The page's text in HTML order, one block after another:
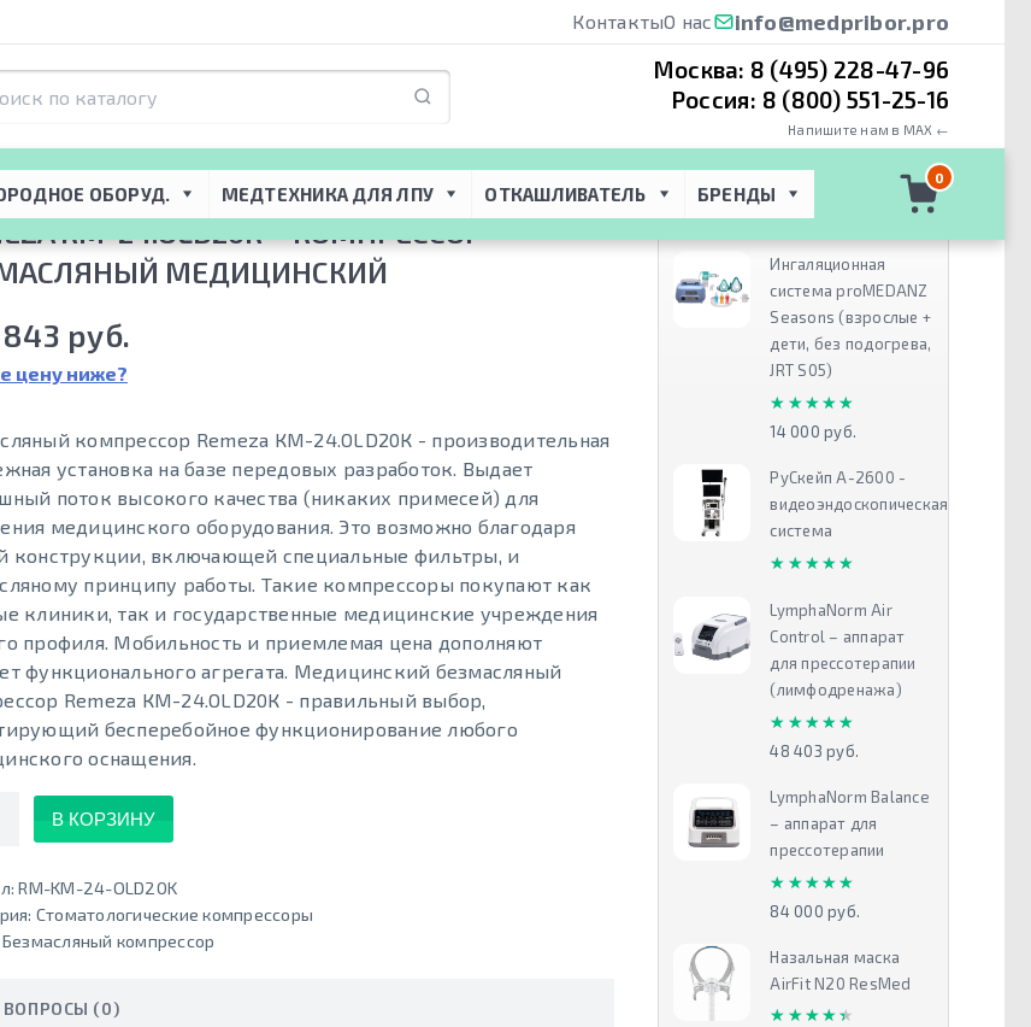
КонтактыО нас info@medpribor.pro
Москва: 8 (495) 228-47-96
Россия: 8 (800) 551-25-16
Напишите нам в MAX ←
ОБОРУД. МЕДТЕХНИКА ДЛЯ ЛПУ ОТКАШЛИВАТЕЛЬ БРЕНДЫ
0
КМ-24.OLD20К – КOМПРECCOР
МЕДИЦИНСКИЙ
руб.
цену ниже?
компрессор Remeza КМ-24.OLD20К - производительная
установка на базе передовых разработок. Выдает
поток высокого качества (никаких примесей) для
медицинского оборудования. Это возможно благодаря
конструкции, включающей специальные фильтры, и
принципу работы. Такие компрессоры покупают как
клиники, так и государственные медицинские учреждения
профиля. Мобильность и приемлемая цена дополняют
функционального агрегата. Медицинский безмасляный
Remeza КМ-24.OLD20К - правильный выбор,
бесперебойное функционирование любого
оснащения.
В КОРЗИНУ
RM-KM-24-OLD20K
Стоматологические компрессоры
Безмасляный компрессор
ВОПРОСЫ (0)
Рекомендуем
Ингаляционная
система proMEDANZ
Seasons (взрослые +
дети, без подогрева,
JRT S05)
★★★★★
★★★★★
14 000 руб.
РуСкейп А-2600 -
видеоэндоскопическая
система
★★★★★
★★★★★
LymphaNorm Air
Control – аппарат
для прессотерапии
(лимфодренажа)
★★★★★
★★★★★
48 403 руб.
LymphaNorm Balance
– аппарат для
прессотерапии
★★★★★
★★★★★
84 000 руб.
Назальная маска
AirFit N20 ResMed
★★★★★
★★★★★